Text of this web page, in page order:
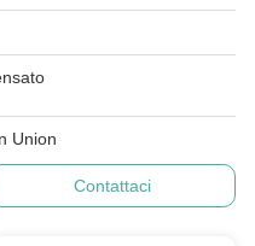
Union
Contattaci